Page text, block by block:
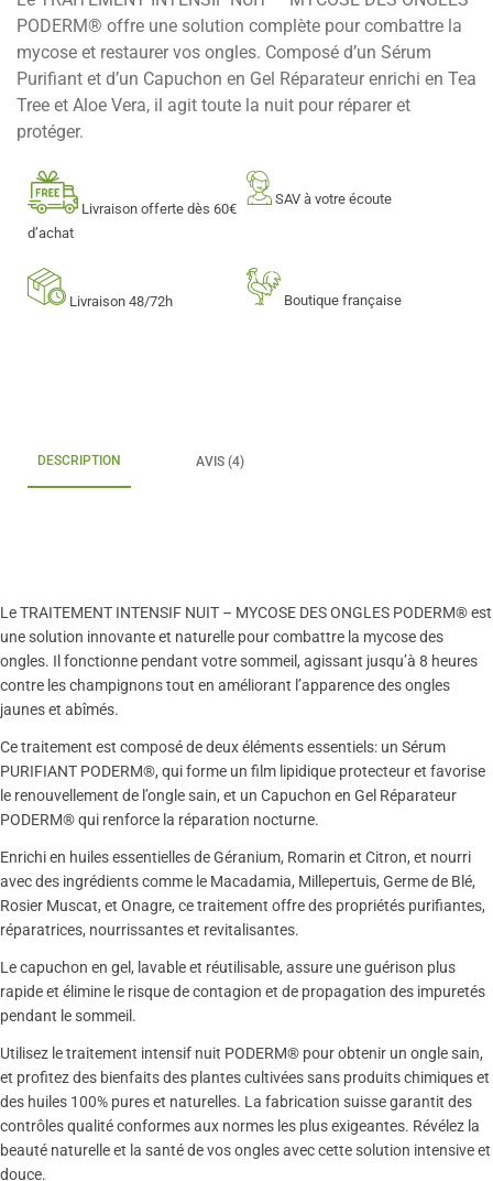
sur
notations
client
PODERM® offre une solution complète pour combattre la
mycose et restaurer vos ongles. Composé d’un Sérum
Purifiant et d’un Capuchon en Gel Réparateur enrichi en Tea
Tree et Aloe Vera, il agit toute la nuit pour réparer et
protéger.
Livraison offerte dès 60€
d’achat
SAV à votre écoute
Livraison 48/72h Boutique française
DESCRIPTION AVIS (4)
Le TRAITEMENT INTENSIF NUIT – MYCOSE DES ONGLES PODERM® est
une solution innovante et naturelle pour combattre la mycose des
ongles. Il fonctionne pendant votre sommeil, agissant jusqu’à 8 heures
contre les champignons tout en améliorant l’apparence des ongles
jaunes et abîmés.
Ce traitement est composé de deux éléments essentiels: un Sérum
PURIFIANT PODERM®, qui forme un film lipidique protecteur et favorise
le renouvellement de l’ongle sain, et un Capuchon en Gel Réparateur
PODERM® qui renforce la réparation nocturne.
Enrichi en huiles essentielles de Géranium, Romarin et Citron, et nourri
avec des ingrédients comme le Macadamia, Millepertuis, Germe de Blé,
Rosier Muscat, et Onagre, ce traitement offre des propriétés purifiantes,
réparatrices, nourrissantes et revitalisantes.
Le capuchon en gel, lavable et réutilisable, assure une guérison plus
rapide et élimine le risque de contagion et de propagation des impuretés
pendant le sommeil.
Utilisez le traitement intensif nuit PODERM® pour obtenir un ongle sain,
et profitez des bienfaits des plantes cultivées sans produits chimiques et
des huiles 100% pures et naturelles. La fabrication suisse garantit des
contrôles qualité conformes aux normes les plus exigeantes. Révélez la
beauté naturelle et la santé de vos ongles avec cette solution intensive et
douce.